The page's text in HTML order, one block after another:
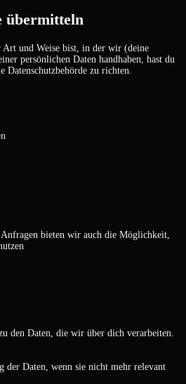
über­mit­teln
und Wei­se bist, in der wir (dei­ne
per­sön­li­chen Daten hand­ha­ben, hast du
Daten­schutz­be­hör­de zu rich­ten.
bie­ten wir auch die Mög­lich­keit,
den Daten, die wir über dich ver­ar­bei­ten.
der Daten, wenn sie nicht mehr rele­vant